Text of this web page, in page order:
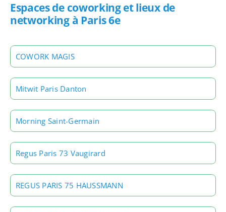
Espaces de coworking et lieux de
networking à Paris 6e
COWORK MAGIS
Mitwit Paris Danton
Morning Saint-Germain
Regus Paris 73 Vaugirard
REGUS PARIS 75 HAUSSMANN